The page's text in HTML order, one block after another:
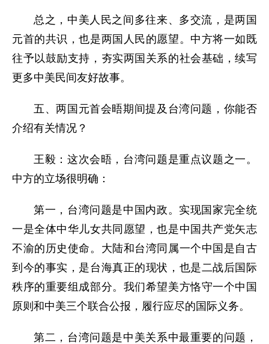
总之，中美人民之间多往来、多交流，是两国
元首的共识，也是两国人民的愿望。中方将一如既
往予以鼓励支持，夯实两国关系的社会基础，续写
更多中美民间友好故事。
五、两国元首会晤期间提及台湾问题，你能否
介绍有关情况？
王毅：这次会晤，台湾问题是重点议题之一。
中方的立场很明确：
第一，台湾问题是中国内政。实现国家完全统
一是全体中华儿女共同愿望，也是中国共产党矢志
不渝的历史使命。大陆和台湾同属一个中国是自古
到今的事实，是台海真正的现状，也是二战后国际
秩序的重要组成部分。我们希望美方恪守一个中国
原则和中美三个联合公报，履行应尽的国际义务。
第二，台湾问题是中美关系中最重要的问题，